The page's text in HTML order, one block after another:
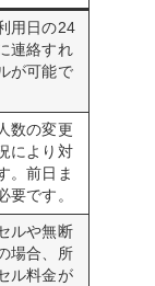
用日の24
連絡すれ
が可能で
数の変更
により対
。前日ま
要です。
ルや無断
場合、所
ル料金が